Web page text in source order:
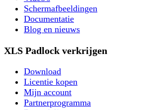
Schermafbeeldingen
Documentatie
Blog en nieuws
XLS Padlock verkrijgen
Download
Licentie kopen
Mijn account
Partnerprogramma